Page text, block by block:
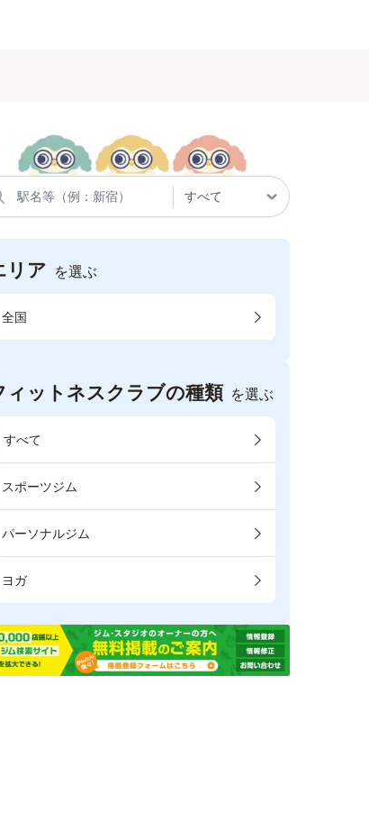
リア を選ぶ
全国
ィットネスクラブの種類 を選ぶ
すべて
スポーツジム
パーソナルジム
ヨガ